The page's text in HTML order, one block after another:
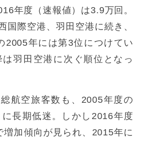
年度（速報値）は3.9万回。
国際空港、羽田空港に続き、
2005年には第3位につけてい
羽田空港に次ぐ順位となっ
航空旅客数も、2005年度の
長期低迷。しかし2016年度
増加傾向が見られ、2015年に